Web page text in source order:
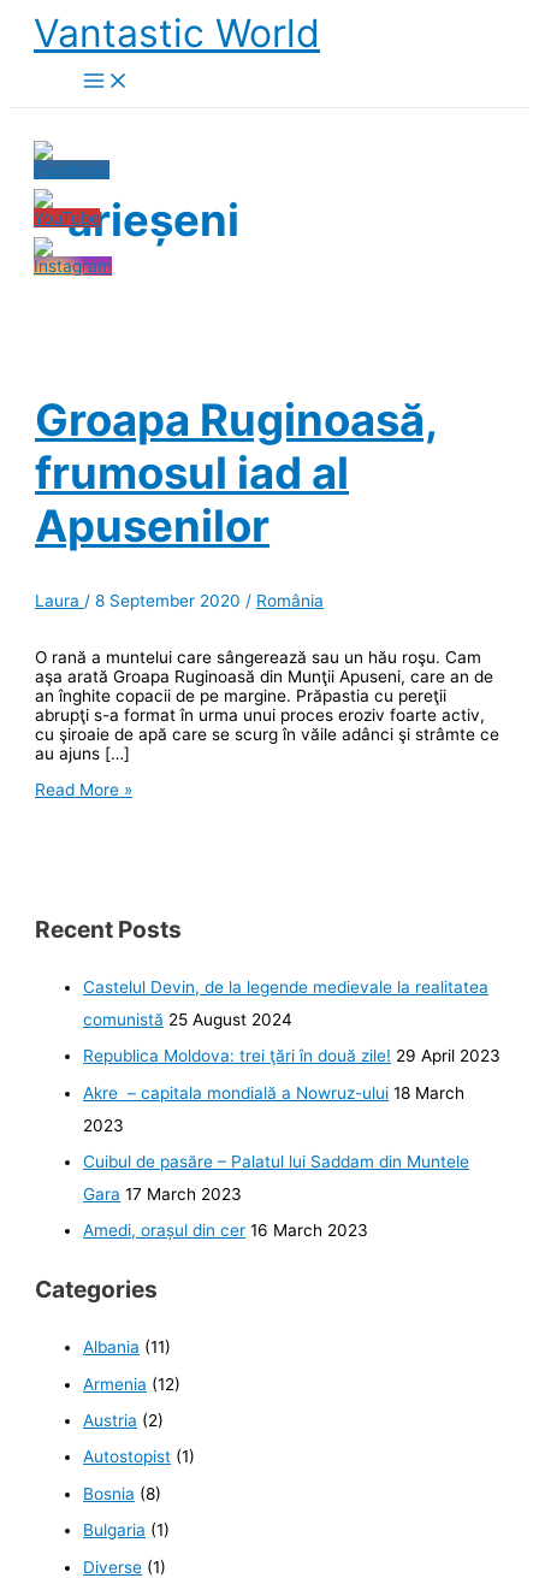
Skip
content
Vantastic World
arieșeni
Groapa Ruginoasă,
frumosul iad al
Apusenilor
Laura /8 September 2020 / România
O rană a muntelui care sângerează sau un hău roşu. Cam
aşa arată Groapa Ruginoasă din Munţii Apuseni, care an de
an înghite copacii de pe margine. Prăpastia cu pereţii
abrupţi s-a format în urma unui proces eroziv foarte activ,
cu şiroaie de apă care se scurg în văile adânci şi strâmte ce
au ajuns […]
Groapa
Read More »
Recent Posts
Castelul Devin, de la legende medievale la realitatea
comunistă 25 August 2024
Republica Moldova: trei ţări în două zile! 29 April 2023
Akre – capitala mondială a Nowruz-ului 18 March
2023
Cuibul de pasăre – Palatul lui Saddam din Muntele
Gara 17 March 2023
Amedi, orașul din cer 16 March 2023
Categories
Albania (11)
Armenia (12)
Austria (2)
Autostopist (1)
Bosnia (8)
Bulgaria (1)
Diverse (1)